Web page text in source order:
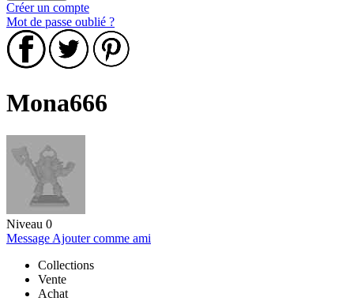
Créer un compte
Mot de passe oublié ?
Mona666
Niveau 0
Message Ajouter comme ami
Collections
Vente
Achat